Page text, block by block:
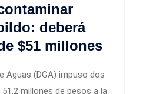
deberá
$51 millones
Aguas (DGA) impuso dos
millones de pesos a la